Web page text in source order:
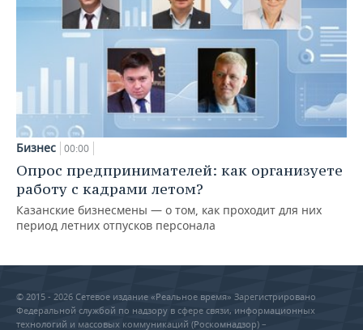
Бизнес 00:00
Опрос предпринимателей: как организуете
работу с кадрами летом?
Казанские бизнесмены — о том, как проходит для них
период летних отпусков персонала
© 2015 - 2026 Сетевое издание «Реальное время» Зарегистрировано
Федеральной службой по надзору в сфере связи, информационных
технологий и массовых коммуникаций (Роскомнадзор) –